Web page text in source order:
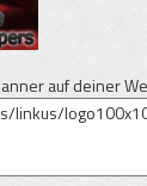
auf deiner